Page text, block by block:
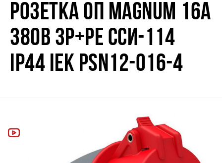
РОЗЕТКА ОП MAGNUM 16А
380В 3P+PE ССИ-114
IP44 IEK PSN12-016-4